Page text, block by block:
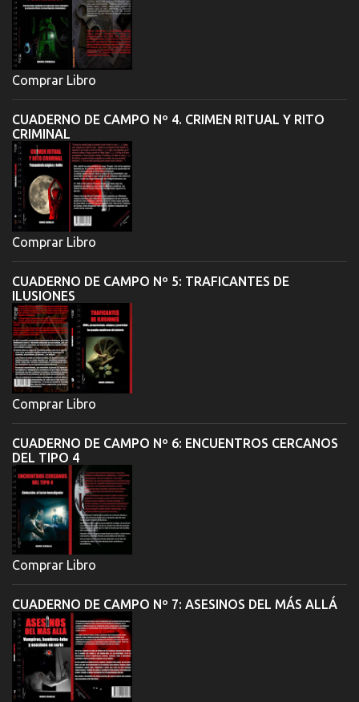
Comprar Libro
CUADERNO DE CAMPO Nº 4. CRIMEN RITUAL Y RITO
CRIMINAL
Comprar Libro
CUADERNO DE CAMPO Nº 5: TRAFICANTES DE
ILUSIONES
Comprar Libro
CUADERNO DE CAMPO Nº 6: ENCUENTROS CERCANOS
DEL TIPO 4
Comprar Libro
CUADERNO DE CAMPO Nº 7: ASESINOS DEL MÁS ALLÁ